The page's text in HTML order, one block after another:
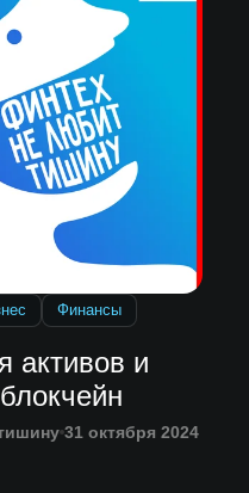
Финансы
активов и
31 октября 2024